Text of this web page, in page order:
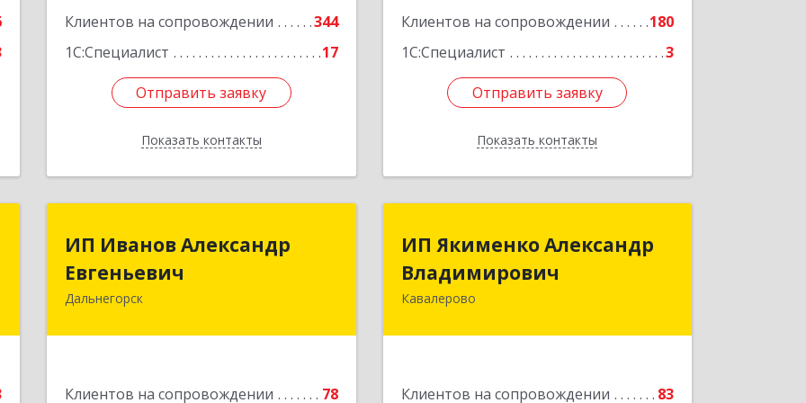
Клиентов на сопровождении
344
1С:Специалист
17
Отправить заявку
Показать контакты
Отправить заявку
Назад
Клиентов на сопровождении
180
1С:Специалист
3
Отправить заявку
Показать контакты
Отправить заявку
Назад
ИП Иванов Александр
Евгеньевич
Дальнегорск
Клиентов на сопровождении
78
Евгеньевич
Подробнее
ИП Якименко Александр
Владимирович
Кавалерово
Клиентов на сопровождении 83
Владимирович
Подробнее